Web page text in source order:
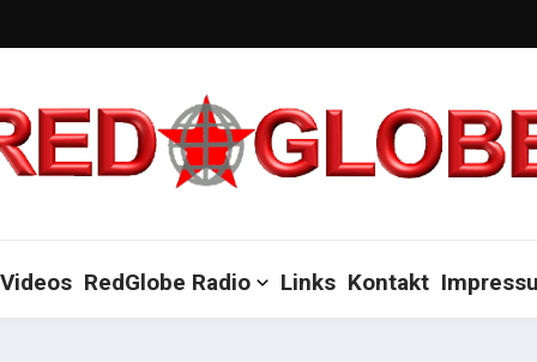
Videos RedGlobe Radio Links Kontakt